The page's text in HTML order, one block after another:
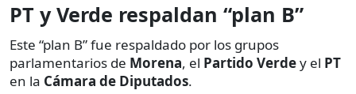
PT y Verde respaldan “plan B”
Este “plan B” fue respaldado por los grupos
parlamentarios de Morena, el Partido Verdey el PT
en la Cámara de Diputados.